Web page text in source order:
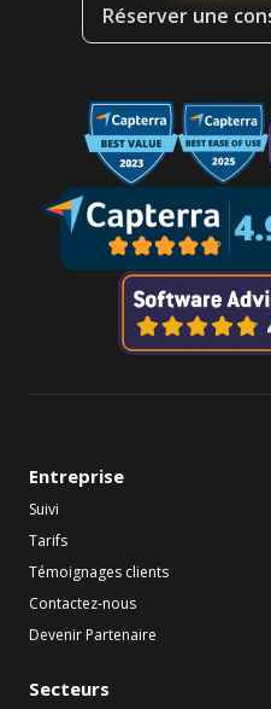
Réserver une
Entreprise
Suivi
Tarifs
Témoignages clients
Contactez-nous
Devenir Partenaire
Secteurs